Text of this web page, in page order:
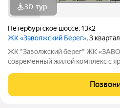
3D-тур
Петербургское шоссе,13к2
ЖК «Заволжский Берег», 3
ЖК "Заволжский берег" ЖК
современный жилой комплекс с
состоящий из пятнадцати 8-
образуют три полузамкнутых